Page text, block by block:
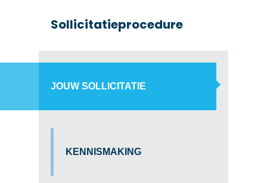
Sollicitatieprocedure
JOUW SOLLICITATIE
KENNISMAKING